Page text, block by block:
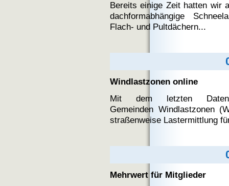
Bereits einige Zeit hatten wir
dachformabhängige
Flach- und Pultdächern...
Windlastzonen online
Mit dem letzten
Gemeinden Windlastzonen
straßenweise Lastermittlung
Mehrwert für Mitglieder